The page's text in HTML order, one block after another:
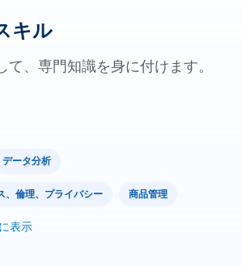
キル
て、専門知識を身に付けます。
データ分析
、倫理、プライバシー 商品管理
表示